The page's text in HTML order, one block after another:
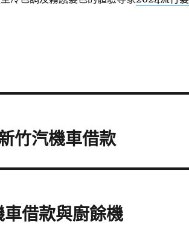
竹汽機車借款
借款與廚餘機